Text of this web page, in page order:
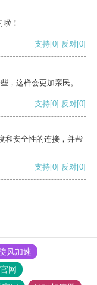
！
支持[0] 反对[0]
，这样会更加亲民。
支持[0] 反对[0]
和安全性的连接，并帮
支持[0] 反对[0]
风加速
网